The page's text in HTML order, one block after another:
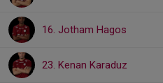
16. Jotham Hagos
23. Kenan Karaduz